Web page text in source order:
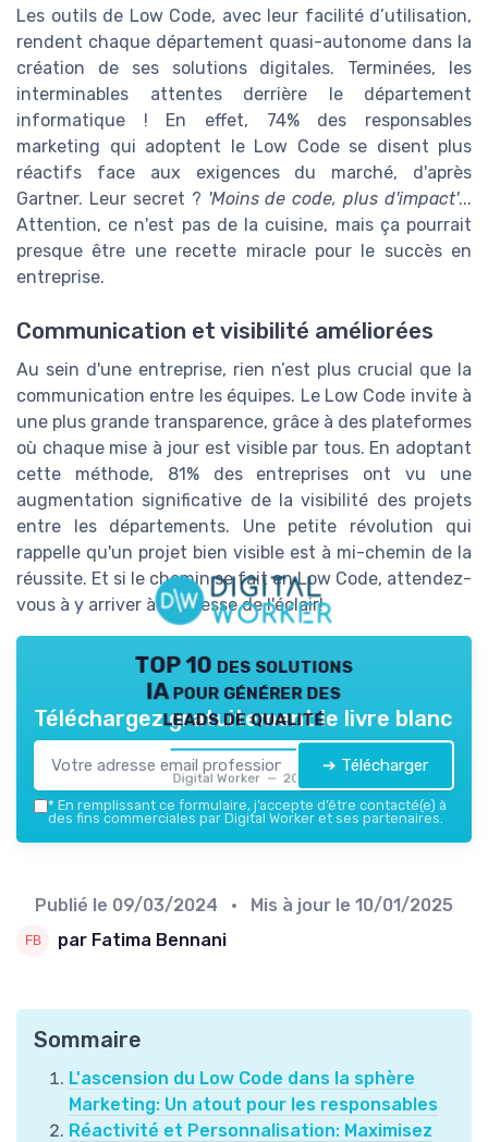
Les outils de Low Code, avec leur facilité d’utilisation,
rendent chaque département quasi-autonome dans la
création de ses solutions digitales. Terminées, les
interminables attentes derrière le département
informatique ! En effet, 74% des responsables
marketing qui adoptent le Low Code se disent plus
réactifs face aux exigences du marché, d'après
Gartner. Leur secret ? 'Moins de code, plus d'impact'...
Attention, ce n'est pas de la cuisine, mais ça pourrait
presque être une recette miracle pour le succès en
entreprise.
Communication et visibilité améliorées
Au sein d'une entreprise, rien n’est plus crucial que la
communication entre les équipes. Le Low Code invite à
une plus grande transparence, grâce à des plateformes
où chaque mise à jour est visible par tous. En adoptant
cette méthode, 81% des entreprises ont vu une
augmentation significative de la visibilité des projets
entre les départements. Une petite révolution qui
rappelle qu'un projet bien visible est à mi-chemin de la
réussite. Et si le chemin se fait en Low Code, attendez-
vous à y arriver à la vitesse de l'éclair!
TOP 10 des solutions
IA pour générer des
leads de qualité
Digital Worker — 2026
Téléchargez gratuitement le livre blanc
➔ Télécharger
* En remplissant ce formulaire, j’accepte d’être contacté(e) à
des fins commerciales par Digital Worker et ses partenaires.
Publié le 09/03/2024 • Mis à jour le 10/01/2025
par Fatima Bennani
Sommaire
L'ascension du Low Code dans la sphère
Marketing: Un atout pour les responsables
Réactivité et Personnalisation: Maximisez